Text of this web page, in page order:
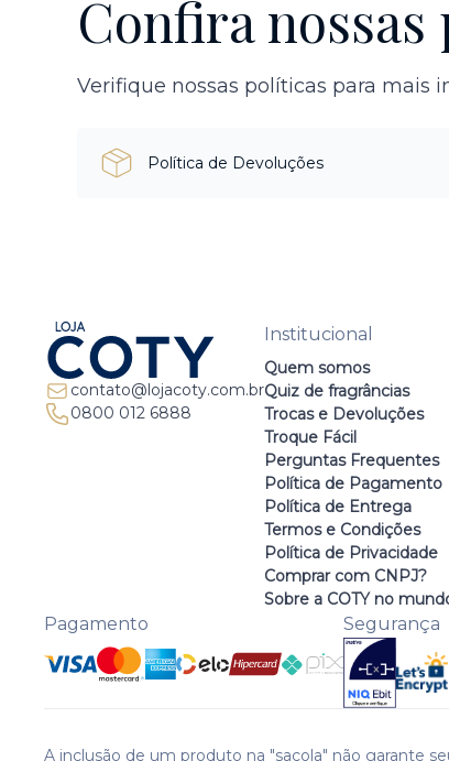
Confira
Verifique nossas políticas para mais
Política de Devoluções
contato@lojacoty.com.br
0800 012 6888
Institucional
Quem somos
Quiz de fragrâncias
Trocas e Devoluções
Troque Fácil
Perguntas Frequentes
Política de Pagamento
Política de Entrega
Termos e Condições
Política de Privacidade
Comprar com CNPJ?
Sobre a COTY no
Pagamento Segurança
A inclusão de um produto na "sacola" não garante